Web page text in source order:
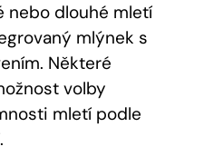
nebo dlouhé mletí
mlýnek s
Některé
volby
mletí podle